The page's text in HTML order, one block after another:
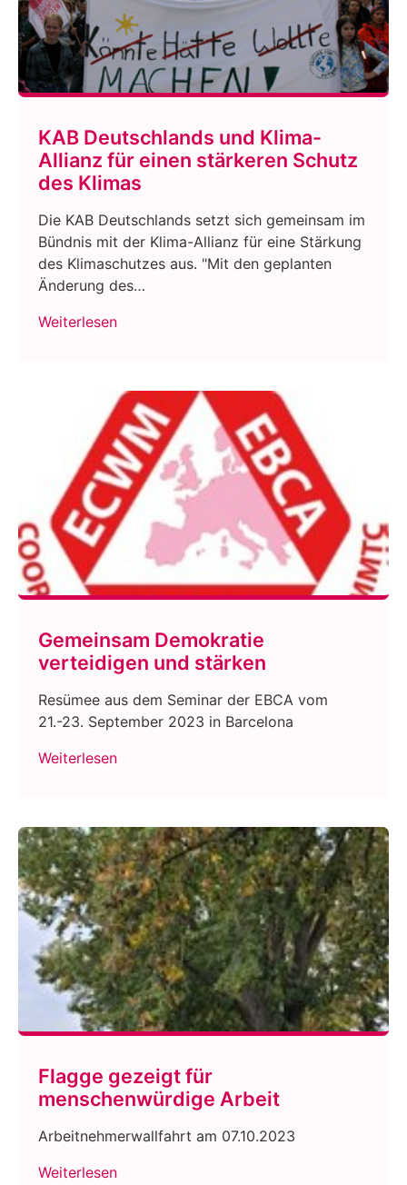
KAB Deutschlands und Klima-
Allianz für einen stärkeren Schutz
des Klimas
Die KAB Deutschlands setzt sich gemeinsam im
Bündnis mit der Klima-Allianz für eine Stärkung
des Klimaschutzes aus. "Mit den geplanten
Änderung des…
Weiterlesen
Gemeinsam Demokratie
verteidigen und stärken
Resümee aus dem Seminar der EBCA vom
21.-23. September 2023 in Barcelona
Weiterlesen
Flagge gezeigt für
menschenwürdige Arbeit
Arbeitnehmerwallfahrt am 07.10.2023
Weiterlesen